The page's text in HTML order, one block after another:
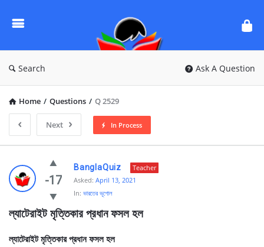
Questions
Search Ask A Question
Home / Questions / Q 2529
Next In Process
Ask
Questions
BanglaQuiz
Latest
-17
BanglaQuiz
Teacher
Asked: April 13, 2021
In: ভারতের ভূগোল
ল্যাটেরাইট মৃত্তিকার প্রধান ফসল হল
ল্যাটেরাইট মৃত্তিকার প্রধান ফসল হল